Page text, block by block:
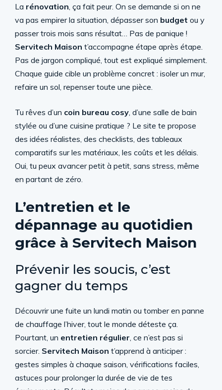
La rénovation, ça fait peur. On se demande si on ne
va pas empirer la situation, dépasser son budget ou y
passer trois mois sans résultat… Pas de panique !
Servitech Maison t’accompagne étape après étape.
Pas de jargon compliqué, tout est expliqué simplement.
Chaque guide cible un problème concret : isoler un mur,
refaire un sol, repenser toute une pièce.
Tu rêves d’un coin bureau cosy, d’une salle de bain
stylée ou d’une cuisine pratique ? Le site te propose
des idées réalistes, des checklists, des tableaux
comparatifs sur les matériaux, les coûts et les délais.
Oui, tu peux avancer petit à petit, sans stress, même
en partant de zéro.
L’entretien et le
dépannage au quotidien
grâce à Servitech Maison
Prévenir les soucis, c’est
gagner du temps
Découvrir une fuite un lundi matin ou tomber en panne
de chauffage l’hiver, tout le monde déteste ça.
Pourtant, un entretien régulier, ce n’est pas si
sorcier. Servitech Maison t’apprend à anticiper :
gestes simples à chaque saison, vérifications faciles,
astuces pour prolonger la durée de vie de tes